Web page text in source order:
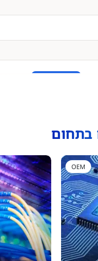
בתחום
OEM